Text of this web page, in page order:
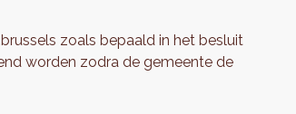
zoals bepaald in het besluit
worden zodra de gemeente de